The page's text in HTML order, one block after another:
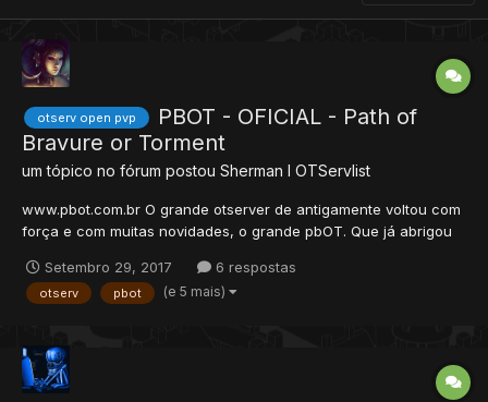
otserv open pvp
PBOT - OFICIAL - Path of
Bravure or Torment
um tópico no fórum postou Sherman I OTServlist
www.pbot.com.br O grande otserver de antigamente voltou com
força e com muitas novidades, o grande pbOT. Que já abrigou
únicos e inovadores além de um mapa inteiramente próprio está
de volta a ativa![ Equipe ] Go...
Setembro 29, 2017 6 respostas
otserv pbot (e 5 mais)